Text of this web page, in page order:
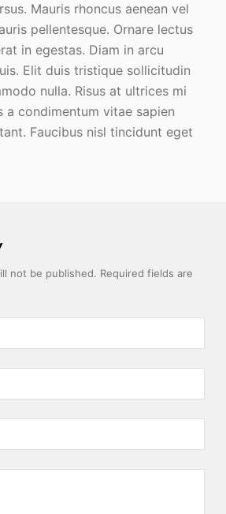
Mauris rhoncus aenean vel
pellentesque. Ornare lectus
in egestas. Diam in arcu
Elit duis tristique sollicitudin
nulla. Risus at ultrices mi
a condimentum vitae sapien
Faucibus nisl tincidunt eget
not be published. Required fields are